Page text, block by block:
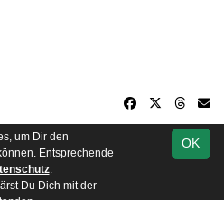
soccero.de
© 2006 - 2026
Impressum
OK
um Dir den
Entsprechende
.
Du Dich mit der